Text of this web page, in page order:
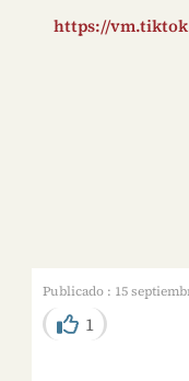
https://
Publicado : 15
1